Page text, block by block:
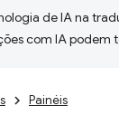
de IA na
com IA podem
Painéis